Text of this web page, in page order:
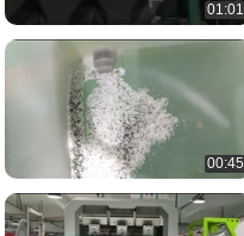
01:01
00:45